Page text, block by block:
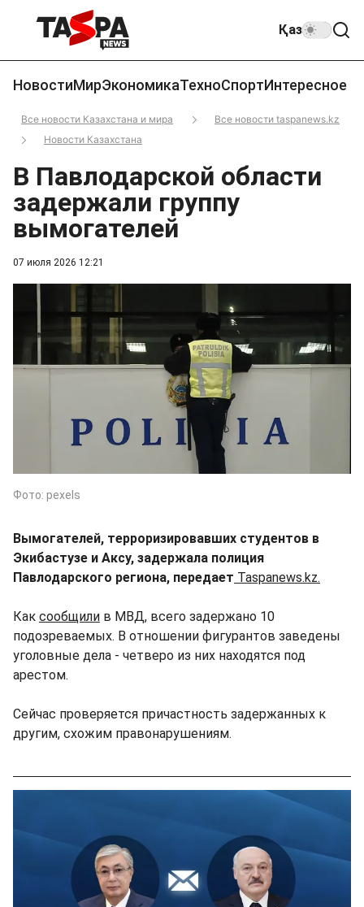
Қаз
НовостиМирЭкономикаТехноСпортИнтересное
Все новости Казахстана и мира
Все новости taspanews.kz
Новости Казахстана
07 июля 2026 12:21
В Павлодарской области
задержали группу
вымогателей
Фото: pexels
Вымогателей, терроризировавших студентов в
Экибастузе и Аксу, задержала полиция
Павлодарского региона, передает Taspanews.kz.
Как сообщили в МВД, всего задержано 10
подозреваемых. В отношении фигурантов заведены
уголовные дела - четверо из них находятся под
арестом.
Сейчас проверяется причастность задержанных к
другим, схожим правонарушениям.